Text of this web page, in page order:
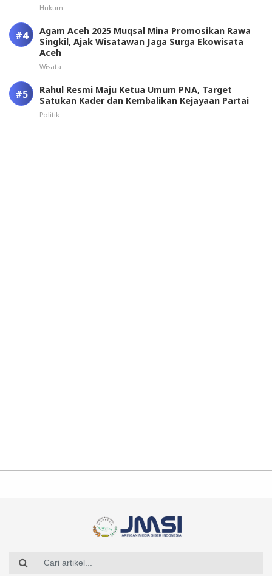
Hukum
Agam Aceh 2025 Muqsal Mina Promosikan Rawa
Singkil, Ajak Wisatawan Jaga Surga Ekowisata
Aceh
Wisata
Rahul Resmi Maju Ketua Umum PNA, Target
Satukan Kader dan Kembalikan Kejayaan Partai
Politik